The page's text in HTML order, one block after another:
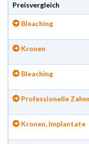
Preisvergleich
Bleaching
Kronen
Bleaching
Professionelle
Kronen, Implantate